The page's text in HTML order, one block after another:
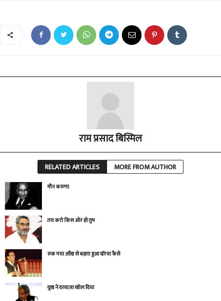
राम प्रसाद बिस्मिल
RELATED ARTICLES MORE FROM AUTHOR
मौन करुणा
तय करो किस ओर हो तुम
रुक गया आँख से बहता हुआ दरिया कैसे
दुःख ने दरवाज़ा खोल दिया